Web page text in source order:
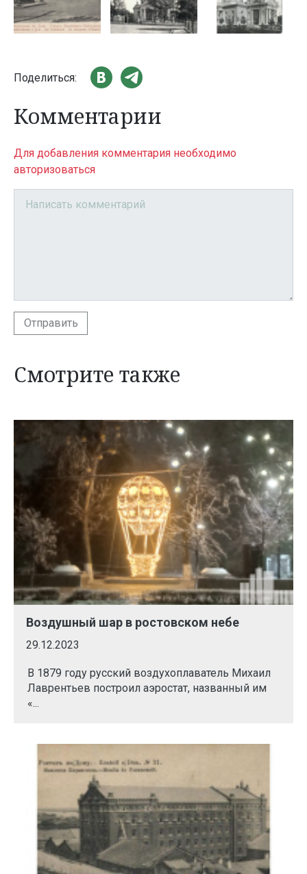
Поделиться:
Комментарии
Для добавления комментария необходимо
авторизоваться
Отправить
Смотрите также
Воздушный шар в ростовском небе
29.12.2023
В 1879 году русский воздухоплаватель Михаил
Лаврентьев построил аэростат, названный им
«...